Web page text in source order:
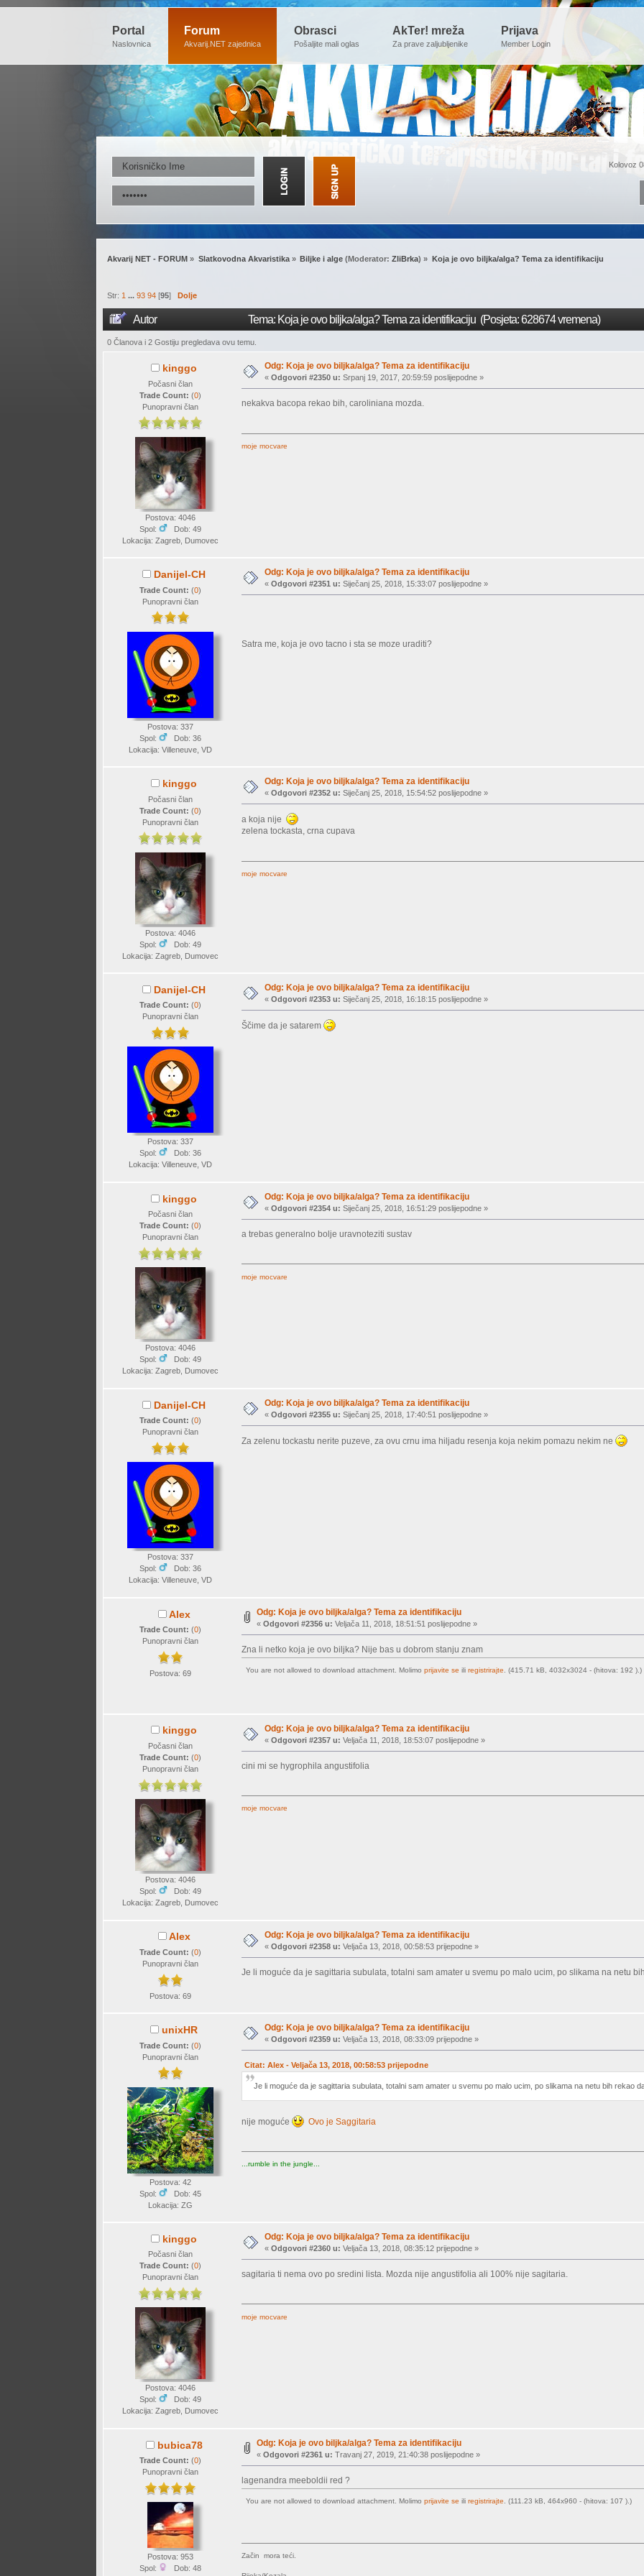
Portal
Naslovnica
Forum
Akvarij.NET zajednica
Obrasci
Pošaljite mali oglas
AkTer! mreža
Za prave zaljubljenike
Prijava
Member Login
Kolovoz
Akvarij NET - FORUM » Slatkovodna Akvaristika» Biljke i alge (Moderator:ZliBrka) » Koja je ovo biljka/alga? Tema za identifikaciju
Str: 1 ... 93 94[95] Dolje
Autor Tema: Koja je ovo biljka/alga? Tema za identifikaciju (Posjeta: 628674 vremena)
0 Članova i 2 Gostiju pregledava ovu temu.
kinggo
Počasni član
Trade Count:(0)
Punopravni član
Postova: 4046
Spol:
Dob: 49
Lokacija: Zagreb, Dumovec
Odg: Koja je ovo biljka/alga? Tema za identifikaciju
«Odgovori #2350 u: Srpanj 19, 2017, 20:59:59 poslijepodne »
nekakva bacopa rekao bih, caroliniana mozda.
moje mocvare
Danijel-CH
Trade Count:(0)
Punopravni član
Postova: 337
Spol:
Dob: 36
Lokacija: Villeneuve, VD
Odg: Koja je ovo biljka/alga? Tema za identifikaciju
«Odgovori #2351 u: Siječanj 25, 2018, 15:33:07 poslijepodne »
Satra me, koja je ovo tacno i sta se moze uraditi?
kinggo
Počasni član
Trade Count:(0)
Punopravni član
Postova: 4046
Spol:
Dob: 49
Lokacija: Zagreb, Dumovec
Odg: Koja je ovo biljka/alga? Tema za identifikaciju
«Odgovori #2352 u: Siječanj 25, 2018, 15:54:52 poslijepodne »
a koja nije
zelena tockasta, crna cupava
moje mocvare
Danijel-CH
Trade Count:(0)
Punopravni član
Postova: 337
Spol:
Dob: 36
Lokacija: Villeneuve, VD
Odg: Koja je ovo biljka/alga? Tema za identifikaciju
«Odgovori #2353 u: Siječanj 25, 2018, 16:18:15 poslijepodne »
Ščime da je satarem
kinggo
Počasni član
Trade Count:(0)
Punopravni član
Postova: 4046
Spol:
Dob: 49
Lokacija: Zagreb, Dumovec
Odg: Koja je ovo biljka/alga? Tema za identifikaciju
«Odgovori #2354 u: Siječanj 25, 2018, 16:51:29 poslijepodne »
a trebas generalno bolje uravnoteziti sustav
moje mocvare
Danijel-CH
Trade Count:(0)
Punopravni član
Postova: 337
Spol:
Dob: 36
Lokacija: Villeneuve, VD
Odg: Koja je ovo biljka/alga? Tema za identifikaciju
«Odgovori #2355 u: Siječanj 25, 2018, 17:40:51 poslijepodne »
Za zelenu tockastu nerite puzeve, za ovu crnu ima hiljadu resenja koja nekim pomazu nekim ne
Alex
Trade Count:(0)
Punopravni član
Postova: 69
Odg: Koja je ovo biljka/alga? Tema za identifikaciju
«Odgovori #2356 u: Veljača 11, 2018, 18:51:51 poslijepodne »
Zna li netko koja je ovo biljka? Nije bas u dobrom stanju znam
You are not allowed to download attachment. Molimo prijavite se ili registrirajte . (415.71 kB, 4032x3024 - (hitova: 192 ).)
kinggo
Počasni član
Trade Count:(0)
Punopravni član
Postova: 4046
Spol:
Dob: 49
Lokacija: Zagreb, Dumovec
Odg: Koja je ovo biljka/alga? Tema za identifikaciju
«Odgovori #2357 u: Veljača 11, 2018, 18:53:07 poslijepodne »
cini mi se hygrophila angustifolia
moje mocvare
Alex
Trade Count:(0)
Punopravni član
Postova: 69
Odg: Koja je ovo biljka/alga? Tema za identifikaciju
«Odgovori #2358 u: Veljača 13, 2018, 00:58:53 prijepodne »
Je li moguće da je sagittaria subulata, totalni sam amater u svemu po malo ucim, po slikama na netu
unixHR
Trade Count:(0)
Punopravni član
Postova: 42
Spol:
Dob: 45
Lokacija: ZG
Odg: Koja je ovo biljka/alga? Tema za identifikaciju
«Odgovori #2359 u: Veljača 13, 2018, 08:33:09 prijepodne »
Citat: Alex - Veljača 13, 2018, 00:58:53 prijepodne
Je li moguće da je sagittaria subulata, totalni sam amater u svemu po malo ucim, po slikama na netu bih rekao
nije moguće Ovo je Saggitaria
...rumble in the jungle...
kinggo
Počasni član
Trade Count:(0)
Punopravni član
Postova: 4046
Spol:
Dob: 49
Lokacija: Zagreb, Dumovec
Odg: Koja je ovo biljka/alga? Tema za identifikaciju
«Odgovori #2360 u: Veljača 13, 2018, 08:35:12 prijepodne »
sagitaria ti nema ovo po sredini lista. Mozda nije angustifolia ali 100% nije sagitaria.
moje mocvare
bubica78
Trade Count:(0)
Punopravni član
Postova: 953
Spol:
Dob: 48
Odg: Koja je ovo biljka/alga? Tema za identifikaciju
«Odgovori #2361 u: Travanj 27, 2019, 21:40:38 poslijepodne »
lagenandra meeboldii red ?
You are not allowed to download attachment. Molimo prijavite se ili registrirajte. (111.23 kB, 464x960 - (hitova: 107 ).)
Začin mora teći.